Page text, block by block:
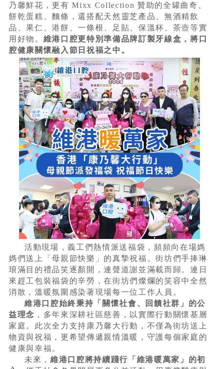
乃馨鮮花，更有 Mixx Collection 贊助的全罐曲奇、
餅乾蛋糕、麵條，還搭配天然靈芝產品、無酒精飲
品、果仁、港餅、一條根、足貼、保溫杯、茶壺等實
用好物。 維港口腔更特別準備品牌訂製牙線盒，將口
腔健康關懷融入節日祝福之中。
活動現場，義工們熱情派送福袋，頻頻向在場媽
媽們送上「母親節快樂」的真摯祝福。街坊們手捧琳
琅滿目的禮品笑逐顏開，連聲道謝並滿載而歸。連日
來趕工包裝福袋的辛勞，在街坊們燦爛的笑容中全然
消散，溫暖氛圍感染著現場每一位工作人員。
維港口腔始終秉持「關懷社會、回饋社群」的公
益理念 ，多年來深耕社區慈善，以實際行動關懷基層
家庭。此次全力支持康乃馨大行動，不僅為街坊送上
物資與祝福，更希望傳遞親情溫暖，守護每個家庭的
健康與幸福。
未來， 維港口腔將持續踐行「維港暖萬家」的初